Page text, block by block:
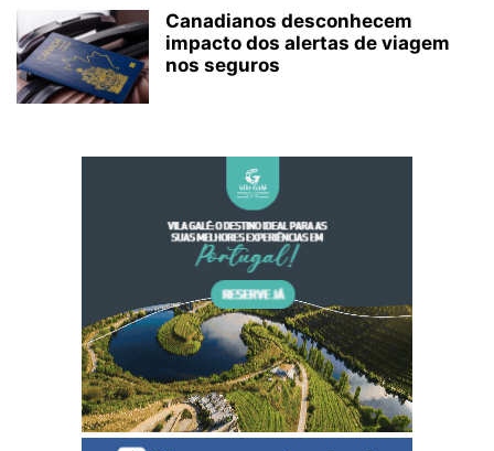
Canadianos desconhecem
impacto dos alertas de viagem
nos seguros